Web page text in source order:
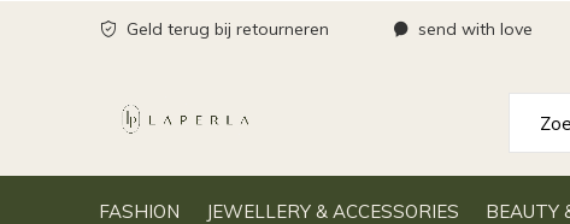
FASHION JEWELLERY & ACCESSORIES BEAUTY
Geld terug bij retourneren send with love